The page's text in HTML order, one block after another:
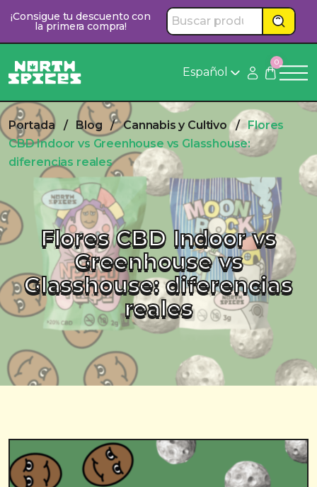
contenido
¡Consigue tu descuento con
la primera compra!
Español
0
Portada / Blog / Cannabis y Cultivo / Flores
CBD Indoor vs Greenhouse vs Glasshouse:
diferencias reales
Flores CBD Indoor vs
Greenhouse vs
Glasshouse: diferencias
reales